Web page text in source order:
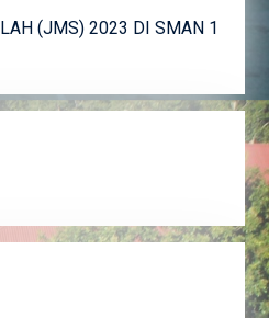
(JMS) 2023 DI SMAN 1